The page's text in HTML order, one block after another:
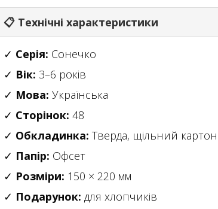
📋 Технічні характеристики
✓ Серія: Сонечко
✓ Вік: 3–6 років
✓ Мова: Українська
✓ Сторінок: 48
✓ Обкладинка: Тверда, щільний картон
✓ Папір: Офсет
✓ Розміри: 150 × 220 мм
✓ Подарунок: для хлопчиків